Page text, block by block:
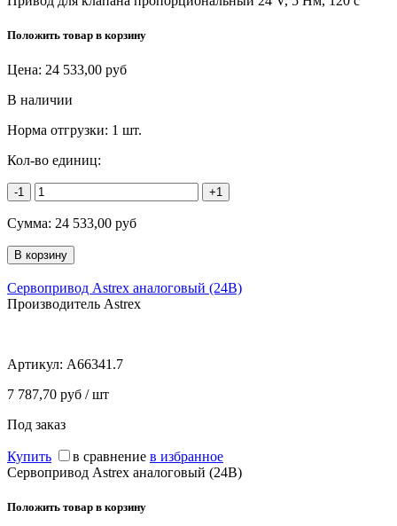
Положить товар в корзину
Цена: 24 533,00 руб
В наличии
Норма отгрузки: 1 шт.
Кол-во единиц:
-1 +1
Сумма: 24 533,00 руб
Сервопривод Astrex аналоговый (24В)
Производитель Astrex
Артикул: A66341.7
7 787,70 руб / шт
Под заказ
Купить в сравнение в избранное
Сервопривод Astrex аналоговый (24В)
Положить товар в корзину